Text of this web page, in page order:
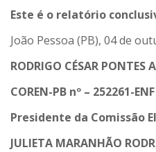
Este é o relatório
João Pessoa (PB), 04 de
RODRIGO CÉSAR PONTES
COREN-PB nº – 252261-ENF
Presidente da Comissão
JULIETA MARANHÃO